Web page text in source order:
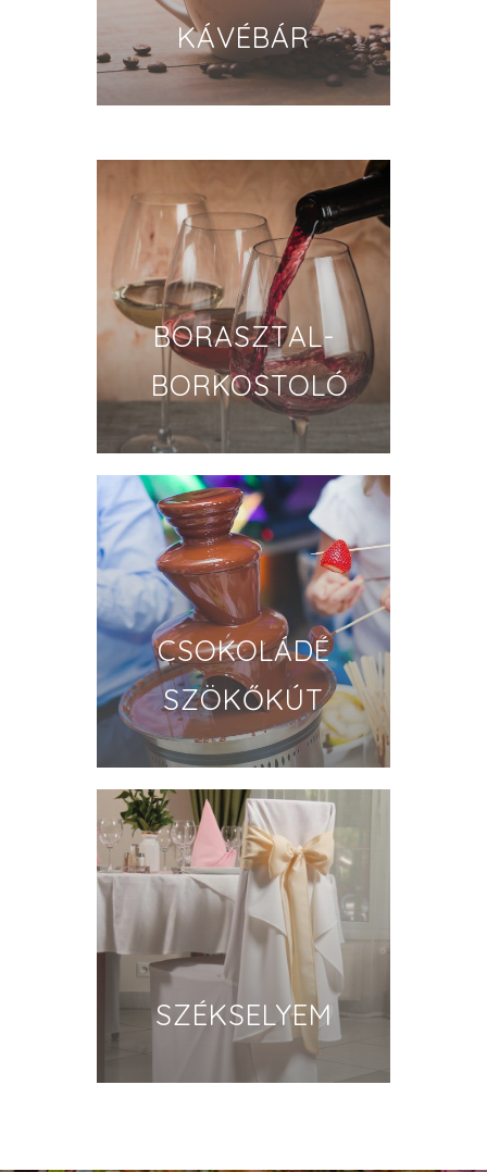
KÁVÉBÁR
BORASZTAL-
BORKOSTOLÓ
CSOKOLÁDÉ
SZÖKŐKÚT
SZÉKSELYEM